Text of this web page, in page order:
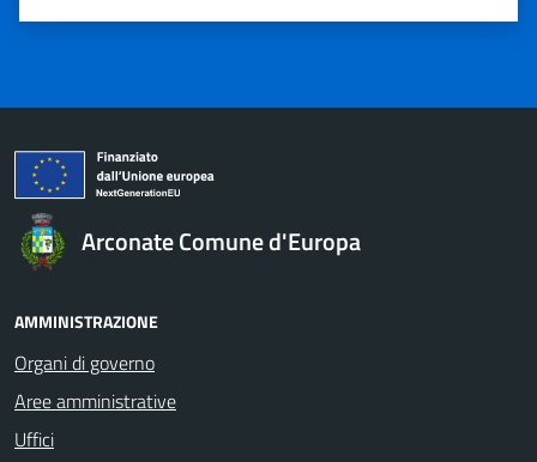
Valuta 5 stelle su 5
Valuta 4 stelle su 5
Valuta 3 stelle su 5
Valuta 2 stelle su 5
Valuta 1 stelle su 5
Arconate Comune d'Europa
AMMINISTRAZIONE
Organi di governo
Aree amministrative
Uffici